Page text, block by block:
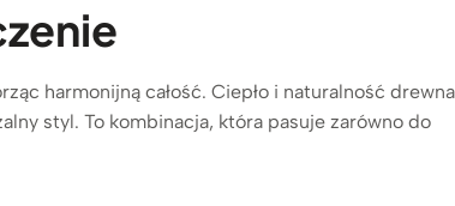
harmonijną całość. Ciepło i naturalność
styl. To kombinacja, która pasuje zarówno do